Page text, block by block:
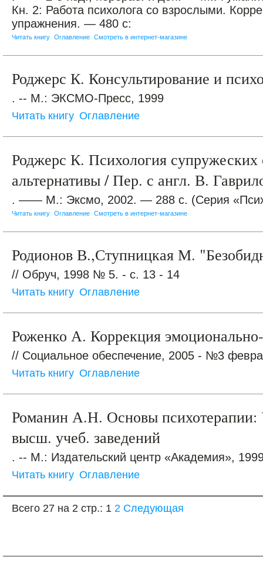
Кн. 2: Работа психолога со взрослыми.
упражнения. — 480 с:
Читать книгу Оглавление Смотреть в интернет-магазине
Роджерс К. Консультирование и
. -- М.: ЭКСМО-Пресс, 1999
Читать книгу Оглавление
Роджерс К. Психология
альтернативы / Пер. с англ. В.
. —— М.: Эксмо, 2002. — 288 с. (Серия
Читать книгу Оглавление Смотреть в интернет-магазине
Родионов В.,Ступницкая М.
// Обруч, 1998 № 5. - с. 13 - 14
Читать книгу Оглавление
Роженко А. Коррекция
// Социальное обеспечение, 2005 - №3
Читать книгу Оглавление
Романин А.Н. Основы психотерапии:
высш. учеб. заведений
. -- М.: Издательский центр «Академия»,
Читать книгу Оглавление
Всего 27 на 2 стр.: 1 2 Следующая